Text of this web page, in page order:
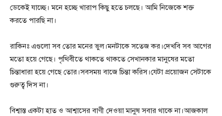
ডেকেই যাচ্ছে। মনে হচ্ছে খারাপ কিছু হতে চলছে। আমি নিজেকে শক্ত
করতে পারছি না।
রাকিনঃ এগুলো সব তোর মনের ভুল।মনটাকে সতেজ কর।দেখবি সব আগের
মতো হয়ে গেছে। পৃথিবীতে থাকতে থাকতে সেখানকার মানুষের মতো
চিন্তাধারা হয়ে গেছে তোর।সবসময় বাজে চিন্তা করিস।যেটা প্রয়োজন সেটাকে
গুরুত্ব দিস না।
বিশ্বাস্ত একটা হাত ও আশ্বাসের বাণী দেওয়া মানুষ সবার থাকে না।আজকাল